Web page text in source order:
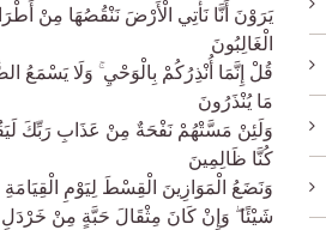
يَرَوْنَ أَنَّا نَأْتِي الْأَرْضَ نَنْقُصُهَا مِنْ
الْغَالِبُونَ
قُلْ إِنَّمَا أُنْذِرُكُمْ بِالْوَحْيِ ۚ وَلَا يَسْمَعُ
مَا يُنْذَرُونَ
وَلَئِنْ مَسَّتْهُمْ نَفْحَةٌ مِنْ عَذَابِ رَبِّكَ
كُنَّا ظَالِمِينَ
وَنَضَعُ الْمَوَازِينَ الْقِسْطَ لِيَوْمِ
شَيْئًا ۖ وَإِنْ كَانَ مِثْقَالَ حَبَّةٍ مِنْ خَرْدَلٍ